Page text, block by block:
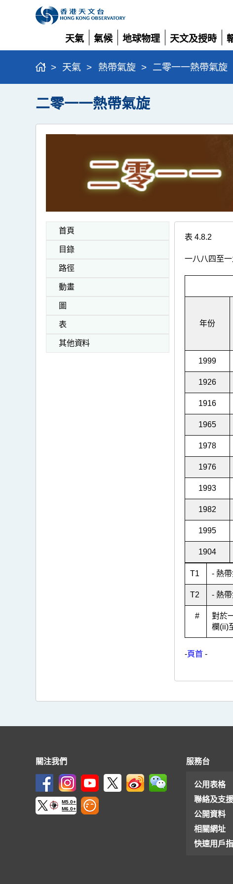
天氣
展
開
氣候
展
開
地球物理
展
開
天文及授時
展
開
開
> 天氣 > 熱帶氣旋 > 二零一一熱帶氣旋
二零一一熱帶氣旋
首頁
目錄
路徑
動畫
圖
表
其他資料
表 4.8.2
一八八四至
年份
1999
1926
1916
1965
1978
1976
1993
1982
1995
1904
T1 - 熱
T2 - 熱
#
對於
欄(ii)
-頁首 -
關注我們
M5.0+
M6.0+
服務台
公用表格
聯絡及支援
公開資料
相關網址
快速用戶